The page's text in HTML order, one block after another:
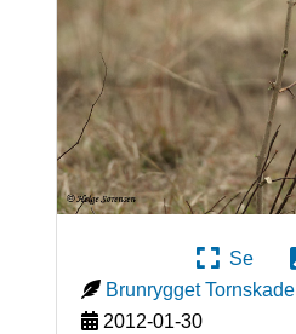
Se
Brunrygget Tornskade
2012-01-30